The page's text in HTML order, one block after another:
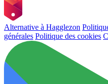
Alternative à Hagglezon
générales Politique des cookies